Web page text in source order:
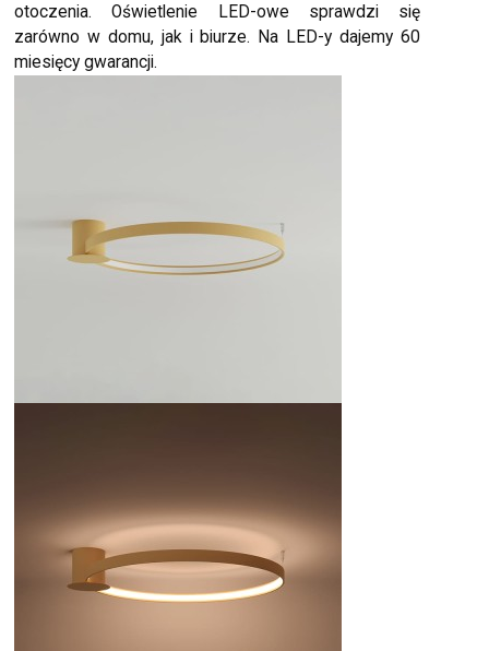
otoczenia. Oświetlenie LED-owe sprawdzi się
zarówno w domu, jak i biurze. Na LED-y dajemy 60
miesięcy gwarancji.